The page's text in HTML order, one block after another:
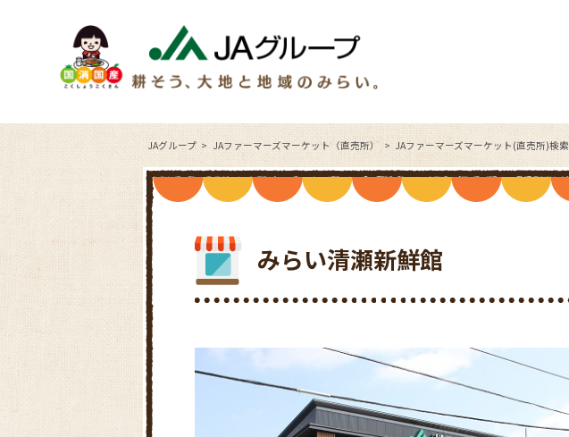
JAグループ JAファーマーズマーケット（直売所） JAファーマーズマーケット(直売所)検索
みらい清瀬新鮮館